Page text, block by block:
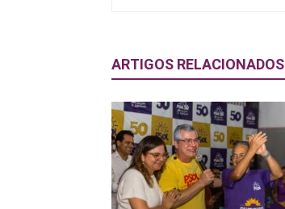
ARTIGOS RELACIONADOS